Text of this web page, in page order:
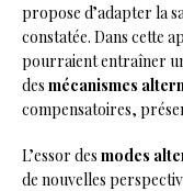
propose d’adapter la
constatée. Dans cette
pourraient entraîner
des mécanismes
compensatoires,
L’essor des modes
de nouvelles